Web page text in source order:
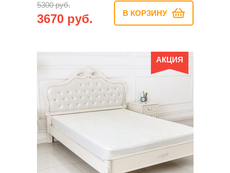
5300 руб.
3670 руб. В КОРЗИНУ
АКЦИЯ